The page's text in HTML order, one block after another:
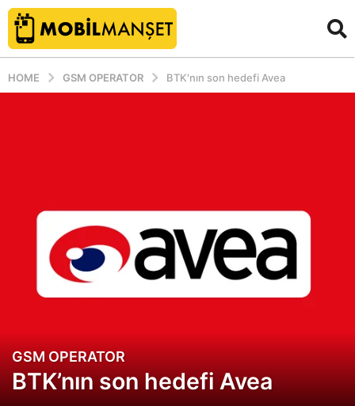
HOME GSM OPERATOR BTK'nın son hedefi Avea
1
4
GSM OPERATOR
BTK’nın son hedefi Avea